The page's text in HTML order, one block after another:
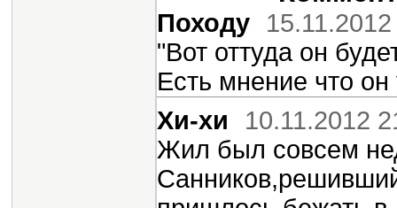
Походу
"Вот оттуда он
Есть мнение что
Хи-хи
10.11.2012
Жил был совсем